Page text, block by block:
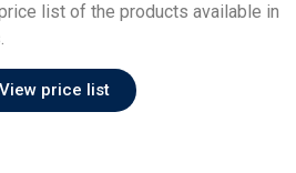
list of the products available in
price list